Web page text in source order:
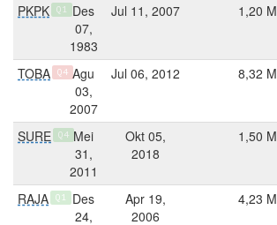
PKPK Q1
Des
07,
1983
Jul 11, 2007 1,20 M
TOBA Q4 Agu
03,
2007
Jul 06, 2012 8,32 M
SURE Q4 Mei
31,
2011
Okt 05,
2018
1,50 M
RAJA Q1
Des
24,
Apr 19,
2006
4,23 M